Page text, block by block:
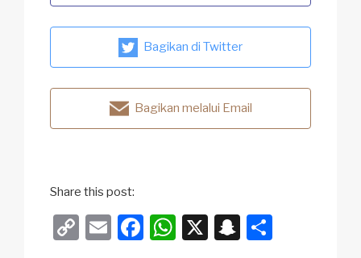
Bagikan di Twitter
Bagikan melalui Email
Share this post:
C
E
F
W X
S